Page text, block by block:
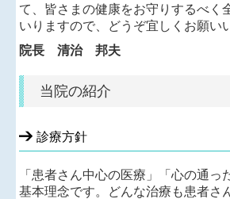
院長コラム（NEW）
院長コラム（過去分）
て、皆さまの健康をお守りするべく
いりますので、どうぞ宜しくお願い
院長 清治 邦夫
当院の紹介
診療方針
「患者さん中心の医療」「心の通っ
基本理念です。どんな治療も患者さ